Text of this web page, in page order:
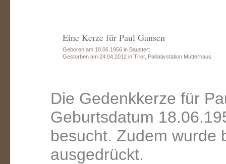
Eine Kerze für Paul Gansen
Geboren am 18.06.1956 in Baustert
Gestorben am 24.04.2012 in Trier, Palliativstation Mutterhaus
Die Gedenkkerze für
Geburtsdatum
besucht. Zudem wurde
ausgedrückt.